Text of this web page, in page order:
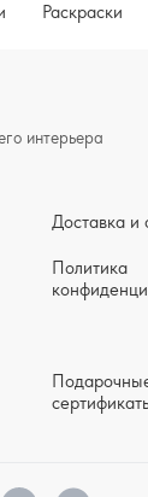
Раскраски
Доставка и
Политика
интерьера